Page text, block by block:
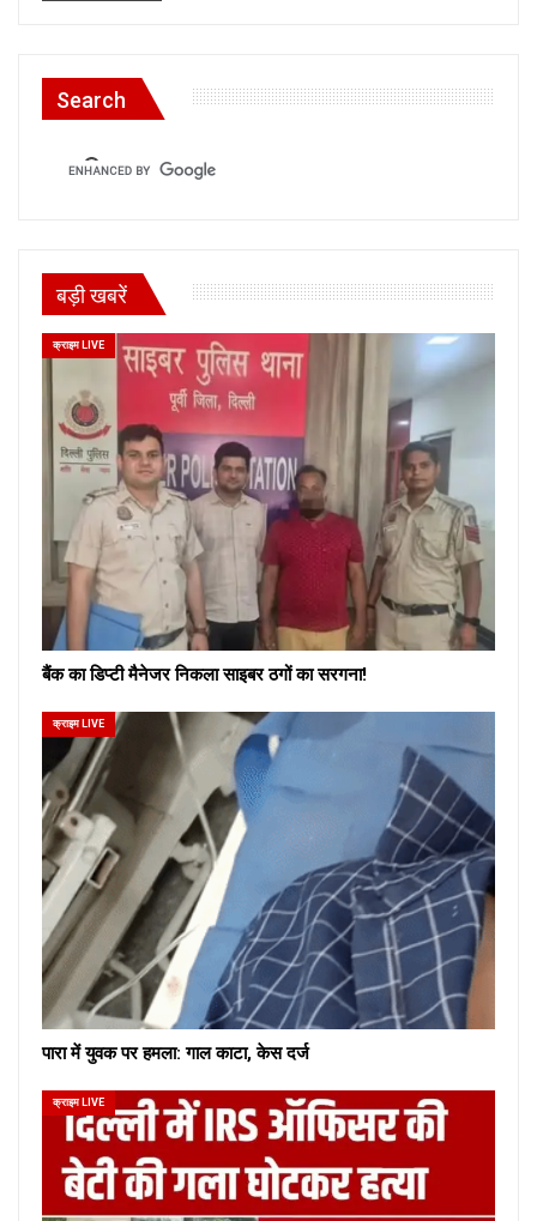
Search
बड़ी खबरें
क्राइम LIVE
बैंक का डिप्टी मैनेजर निकला साइबर ठगों का सरगना!
क्राइम LIVE
पारा में युवक पर हमला: गाल काटा, केस दर्ज
क्राइम LIVE